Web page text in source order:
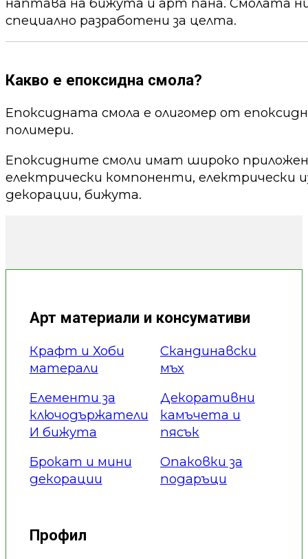
специално разработени за целта.
Какво е епоксидна смола?
Епоксидната смола е олигомер от
полимери.
Епоксидните смоли имат широко
електрически компоненти, електрически
декорации, бижута.
Арт материали и консумативи
Крафт и Хоби
матерали
Елементи за
ключодържатели
И бижута
Брокат и мини
декорации
Скандинавски
мъх
Декоративни
камъчета и
пясък
Опаковки за
подаръци
Профил